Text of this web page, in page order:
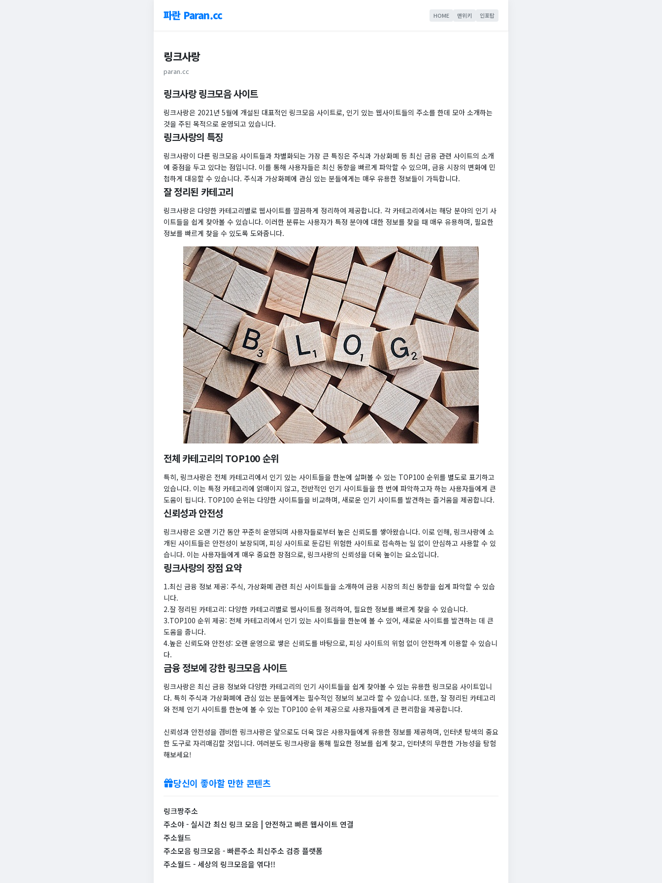
파란 Paran.cc HOME 맨위키 인포탑
링크사랑
paran.cc
링크사랑 링크모음 사이트
링크사랑은 2021년 5월에 개설된 대표적인 링크모음 사이트로, 인기 있는 웹사이트들의 주소를 한데 모아 소개하는
것을 주된 목적으로 운영되고 있습니다.
링크사랑의 특징
링크사랑이 다른 링크모음 사이트들과 차별화되는 가장 큰 특징은 주식과 가상화폐 등 최신 금융 관련 사이트의 소개
에 중점을 두고 있다는 점입니다. 이를 통해 사용자들은 최신 동향을 빠르게 파악할 수 있으며, 금융 시장의 변화에 민
첩하게 대응할 수 있습니다. 주식과 가상화폐에 관심 있는 분들에게는 매우 유용한 정보들이 가득합니다.
잘 정리된 카테고리
링크사랑은 다양한 카테고리별로 웹사이트를 깔끔하게 정리하여 제공합니다. 각 카테고리에서는 해당 분야의 인기 사
이트들을 쉽게 찾아볼 수 있습니다. 이러한 분류는 사용자가 특정 분야에 대한 정보를 찾을 때 매우 유용하며, 필요한
정보를 빠르게 찾을 수 있도록 도와줍니다.
전체 카테고리의 TOP100 순위
특히, 링크사랑은 전체 카테고리에서 인기 있는 사이트들을 한눈에 살펴볼 수 있는 TOP100 순위를 별도로 표기하고
있습니다. 이는 특정 카테고리에 얽매이지 않고, 전반적인 인기 사이트들을 한 번에 파악하고자 하는 사용자들에게 큰
도움이 됩니다. TOP100 순위는 다양한 사이트들을 비교하며, 새로운 인기 사이트를 발견하는 즐거움을 제공합니다.
신뢰성과 안전성
링크사랑은 오랜 기간 동안 꾸준히 운영되며 사용자들로부터 높은 신뢰도를 쌓아왔습니다. 이로 인해, 링크사랑에 소
개된 사이트들은 안전성이 보장되며, 피싱 사이트로 둔갑된 위험한 사이트로 접속하는 일 없이 안심하고 사용할 수 있
습니다. 이는 사용자들에게 매우 중요한 장점으로, 링크사랑의 신뢰성을 더욱 높이는 요소입니다.
링크사랑의 장점 요약
1.최신 금융 정보 제공: 주식, 가상화폐 관련 최신 사이트들을 소개하여 금융 시장의 최신 동향을 쉽게 파악할 수 있습
니다.
2.잘 정리된 카테고리: 다양한 카테고리별로 웹사이트를 정리하여, 필요한 정보를 빠르게 찾을 수 있습니다.
3.TOP100 순위 제공: 전체 카테고리에서 인기 있는 사이트들을 한눈에 볼 수 있어, 새로운 사이트를 발견하는 데 큰
도움을 줍니다.
4.높은 신뢰도와 안전성: 오랜 운영으로 쌓은 신뢰도를 바탕으로, 피싱 사이트의 위험 없이 안전하게 이용할 수 있습니
다.
금융 정보에 강한 링크모음 사이트
링크사랑은 최신 금융 정보와 다양한 카테고리의 인기 사이트들을 쉽게 찾아볼 수 있는 유용한 링크모음 사이트입니
다. 특히 주식과 가상화폐에 관심 있는 분들에게는 필수적인 정보의 보고라 할 수 있습니다. 또한, 잘 정리된 카테고리
와 전체 인기 사이트를 한눈에 볼 수 있는 TOP100 순위 제공으로 사용자들에게 큰 편리함을 제공합니다.
신뢰성과 안전성을 겸비한 링크사랑은 앞으로도 더욱 많은 사용자들에게 유용한 정보를 제공하며, 인터넷 탐색의 중요
한 도구로 자리매김할 것입니다. 여러분도 링크사랑을 통해 필요한 정보를 쉽게 찾고, 인터넷의 무한한 가능성을 탐험
해보세요!
당신이 좋아할 만한 콘텐츠
링크짱주소
주소야 - 실시간 최신 링크 모음 | 안전하고 빠른 웹사이트 연결
주소월드
주소모음 링크모음 - 빠른주소 최신주소 검증 플랫폼
주소월드 - 세상의 링크모음을 엮다!!